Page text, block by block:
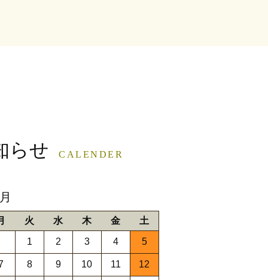
らせ CALENDER
火 水 木 金 土
1 2 3 4 5
8 9 10 11 12